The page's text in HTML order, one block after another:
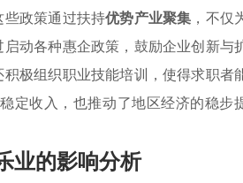
些政策通过扶持优势产业聚集 ，不仅
动各种惠企政策，鼓励企业创新与
极组织职业技能培训，使得求职者
定收入，也推动了地区经济的稳步
业的影响分析